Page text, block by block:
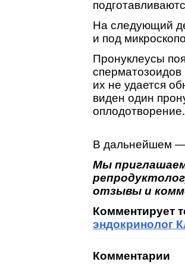
На следующий
и под
Пронуклеусы
их не удается
виден один
оплодотворение.
В дальнейшем —
Мы
отзывы и
Комментирует
эндокринолог
Комментарии